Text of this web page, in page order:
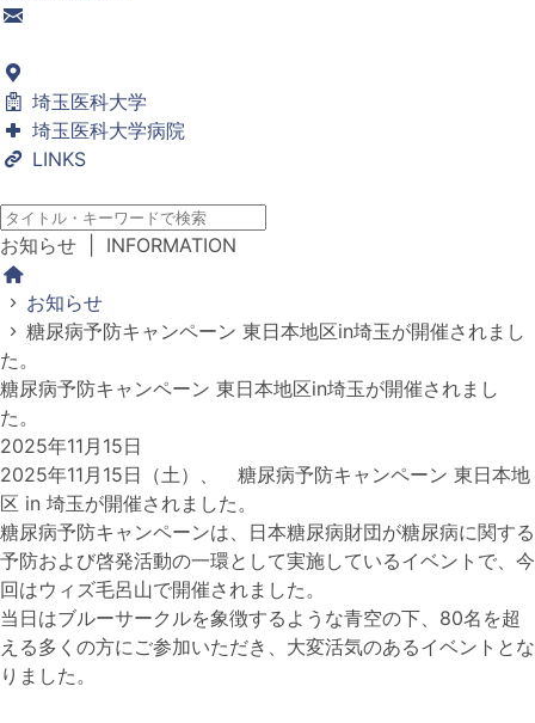
埼玉医科大学
埼玉医科大学病院
LINKS
お知らせ | INFORMATION
お知らせ
糖尿病予防キャンペーン 東日本地区in埼玉が開催されまし
た。
糖尿病予防キャンペーン 東日本地区in埼玉が開催されまし
た。
2025年11月15日
2025年11月15日（土）、 糖尿病予防キャンペーン 東日本地
区 in 埼玉が開催されました。
糖尿病予防キャンペーンは、日本糖尿病財団が糖尿病に関する
予防および啓発活動の一環として実施しているイベントで、今
回はウィズ毛呂山で開催されました。
当日はブルーサークルを象徴するような青空の下、80名を超
える多くの方にご参加いただき、大変活気のあるイベントとな
りました。